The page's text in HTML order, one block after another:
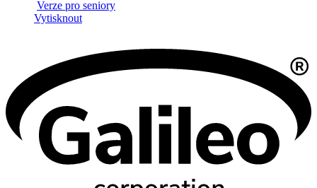
Verze pro seniory
Vytisknout